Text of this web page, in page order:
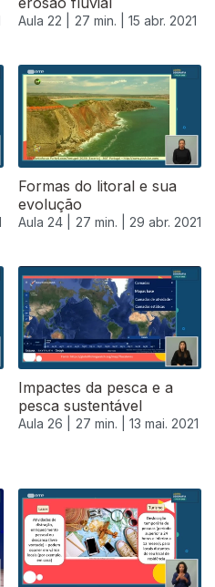
Aula 22 | 27 min. | 15 abr. 2021
Formas do litoral e sua
evolução
Aula 24 | 27 min. | 29 abr. 2021
Impactes da pesca e a
pesca sustentável
Aula 26 | 27 min. | 13 mai. 2021